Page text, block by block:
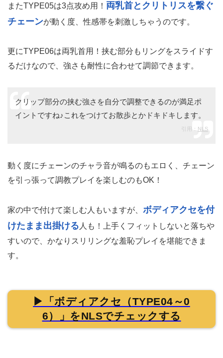
またTYPE05は3点攻め用！ 両乳首とクリトリスを繋ぐ
チェーンが動く度、性感帯を刺激しちゃうのです。
更にTYPE06は両乳首用！挟む部分もリングをスライドす
るだけなので、強さも耐性に合わせて調節できます。
クリップ部分の挟む強さを自分で調整できるのが満足ポ
イントですね♪これをつけてお散歩とかドキドキします。
引用： NLS
動く度にチェーンのチャラ音が鳴るのもエロく、チェーン
を引っ張って調教プレイを楽しむのもOK！
家の中で付けて楽しむ人もいますが、 ボディアクセを付
けたまま出掛ける 人も！上手くフィットしないと落ちや
すいので、かなりスリリングな羞恥プレイを堪能できま
す。
▶「ボディアクセ（TYPE04～0
6）」をNLSでチェックする